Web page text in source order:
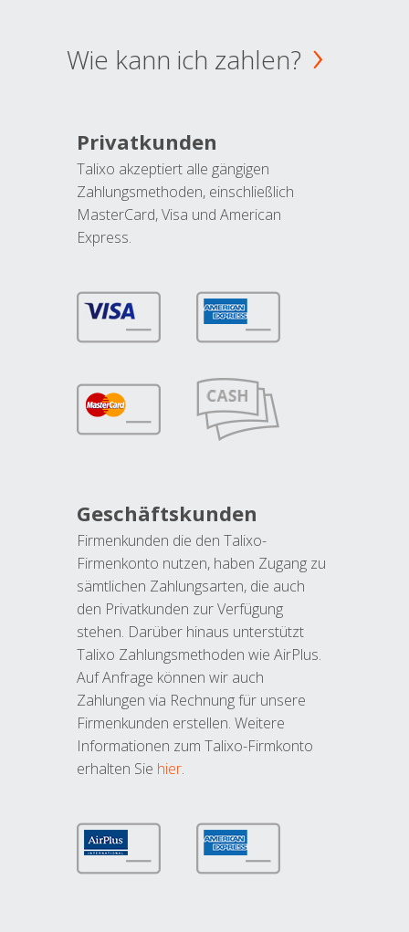
Wie kann ich zahlen?
Privatkunden
Talixo akzeptiert alle gängigen
Zahlungsmethoden, einschließlich
MasterCard, Visa und American
Express.
Geschäftskunden
Firmenkunden die den Talixo-
Firmenkonto nutzen, haben Zugang zu
sämtlichen Zahlungsarten, die auch
den Privatkunden zur Verfügung
stehen. Darüber hinaus unterstützt
Talixo Zahlungsmethoden wie AirPlus.
Auf Anfrage können wir auch
Zahlungen via Rechnung für unsere
Firmenkunden erstellen. Weitere
Informationen zum Talixo-Firmkonto
erhalten Sie hier.